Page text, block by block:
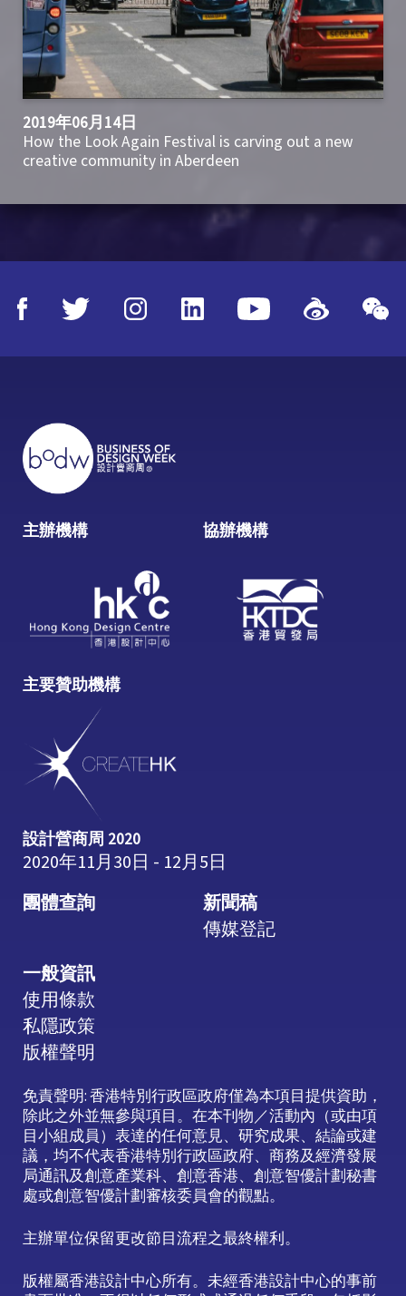
2019年06月14日
How the Look Again Festival is carving out a new
creative community in Aberdeen
主辦機構 協辦機構
主要贊助機構
設計營商周 2020
2020年11月30日 - 12月5日
團體查詢
新聞稿
傳媒登記
一般資訊
使用條款
私隱政策
版權聲明
免責聲明: 香港特別行政區政府僅為本項目提供資助，
除此之外並無參與項目。在本刊物／活動內（或由項
目小組成員）表達的任何意見、研究成果、結論或建
議，均不代表香港特別行政區政府、商務及經濟發展
局通訊及創意產業科、創意香港、創意智優計劃秘書
處或創意智優計劃審核委員會的觀點。
主辦單位保留更改節目流程之最終權利。
版權屬香港設計中心所有。未經香港設計中心的事前